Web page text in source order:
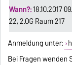
Wann?:18.10.2017
22, 2.OG Raum 217
Anmeldung unter:
Bei Fragen wenden